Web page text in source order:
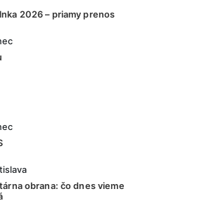
2026 – priamy prenos
obrana: čo dnes vieme